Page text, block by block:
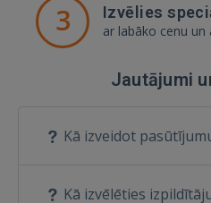
3 Izvēlies
ar labāko cenu un
Jautājumi
Kā izveidot
Kā izvēlēties